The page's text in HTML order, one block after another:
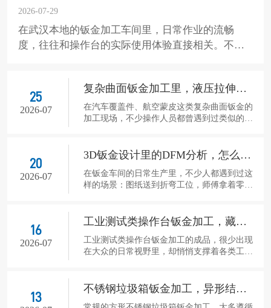
2026-07-29
在武汉本地的钣金加工车间里，日常作业的流畅
度，往往和操作台的实际使用体验直接相关。不少
现布局不合理、工具随手乱放、作业时磕碰噪音大
等问题，这也让适配车间真实工况的操作台钣金加
工，成为很多生产环节里绕不开的需求。 武汉车间
操作台钣金加工的首步，是从现场作业的实际流程
无区分的样式，而是根据日常作业的动作动线，划
25
2026-07
复杂曲面钣金加工里，液压拉伸怎么解决起皱难题
在汽车覆盖件、航空蒙皮这类复杂曲面钣金的
加工现场，不少操作人员都曾遇到过类似的困
甚至直接出现开裂。这类问题在双曲率、非对
型方式很难兼顾不同区域的材料流动需求，而
高压柔性液压拉伸成型技术，恰好能适配这类
20
2026-07
3D钣金设计里的DFM分析，怎么落到实际图纸里
在钣金车间的日常生产里，不少人都遇到过这
样的场景：图纸送到折弯工位，师傅拿着零件
件。这类问题如果等到生产环节才发现，只能
生产周期。而把DFM可制造性分析嵌入3D钣金
设计的全流程，就能在设计阶段提前规避这类
16
2026-07
工业测试类操作台钣金加工，藏在各场景里的实用细节
工业测试类操作台钣金加工的成品，很少出现
在大众的日常视野里，却悄悄支撑着各类工业
结构，不同使用场景下的加工细节，藏着很多
贴合实际使用需求的巧思。 材料性能测试实验
13
不锈钢垃圾箱钣金加工，异形结构的实操细节